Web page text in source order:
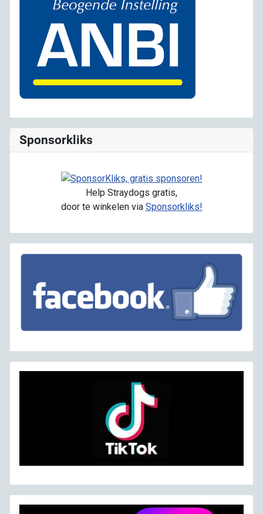
Sponsorkliks
Help Straydogs gratis,
door te winkelen via Sponsorkliks!